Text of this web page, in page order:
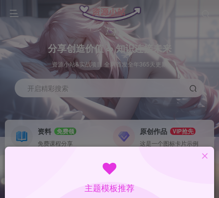
分享创造价值 ∞ 知识连接未来
资源小站&实战项目 全网首发全年365天更新
开启精彩搜索
资料
免费领
免费课程分享
原创作品
VIP抢先
这是一个图标卡片示例
主题模板推荐